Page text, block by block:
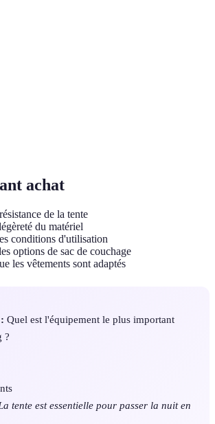
achat
de la tente
du matériel
conditions d'utilisation
options de sac de couchage
les vêtements sont adaptés
Quel est l'équipement le plus important
?
tente est essentielle pour passer la nuit en